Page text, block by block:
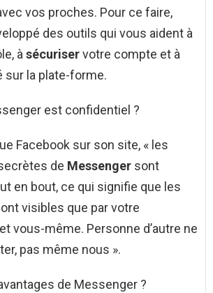
vos proches. Pour ce faire,
des outils qui vous aident à
àsécuriservotre compte et à
sur la plate-forme.
est confidentiel ?
Facebook sur son site, « les
de Messenger sont
en bout, ce qui signifie que les
visibles que par votre
vous-même. Personne d’autre ne
pas même nous ».
de Messenger ?